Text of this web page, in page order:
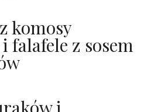
komosy
falafele z sosem
i